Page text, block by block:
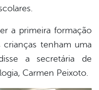
a primeira formação
tenham uma
a secretária de
Carmen Peixoto.